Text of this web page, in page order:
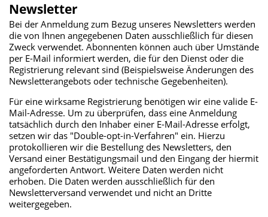
Newsletter
Bei der Anmeldung zum Bezug unseres Newsletters werden
die von Ihnen angegebenen Daten ausschließlich für diesen
Zweck verwendet. Abonnenten können auch über Umstände
per E-Mail informiert werden, die für den Dienst oder die
Registrierung relevant sind (Beispielsweise Änderungen des
Newsletterangebots oder technische Gegebenheiten).
Für eine wirksame Registrierung benötigen wir eine valide E-
Mail-Adresse. Um zu überprüfen, dass eine Anmeldung
tatsächlich durch den Inhaber einer E-Mail-Adresse erfolgt,
setzen wir das "Double-opt-in-Verfahren" ein. Hierzu
protokollieren wir die Bestellung des Newsletters, den
Versand einer Bestätigungsmail und den Eingang der hiermit
angeforderten Antwort. Weitere Daten werden nicht
erhoben. Die Daten werden ausschließlich für den
Newsletterversand verwendet und nicht an Dritte
weitergegeben.